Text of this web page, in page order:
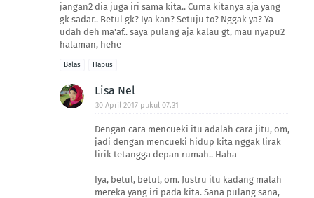
jangan2 dia juga iri sama kita.. Cuma kitanya aja yang
gk sadar.. Betul gk? Iya kan? Setuju to? Nggak ya? Ya
udah deh ma'af.. saya pulang aja kalau gt, mau nyapu2
halaman, hehe
Balas Hapus
Lisa Nel
30 April 2017 pukul 07.31
Dengan cara mencueki itu adalah cara jitu, om,
jadi dengan mencueki hidup kita nggak lirak
lirik tetangga depan rumah.. Haha
Iya, betul, betul, om. Justru itu kadang malah
mereka yang iri pada kita. Sana pulang sana,